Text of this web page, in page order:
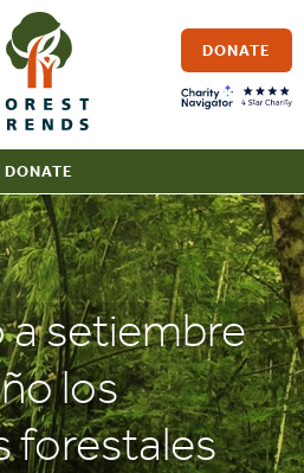
DONATE
DONATE
a setiembre
los
forestales